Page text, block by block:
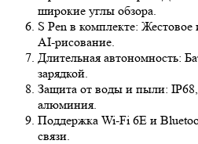
широкие углы обзора.
S Pen в комплекте: Жестовое
AI-рисование.
Длительная автономность:
зарядкой.
Защита от воды и пыли:
алюминия.
Поддержка Wi-Fi 6E и
связи.